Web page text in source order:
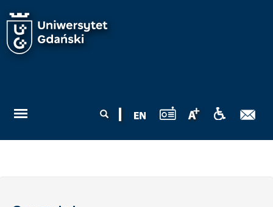
wyszukiwania